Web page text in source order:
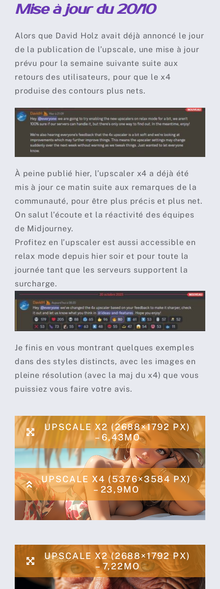
Mise à jour du 20/10
Alors que David Holz avait déjà annoncé le jour
de la publication de l’upscale, une mise à jour
prévu pour la semaine suivante suite aux
retours des utilisateurs, pour que le x4
produise des contours plus nets.
À peine publié hier, l’upscaler x4 a déjà été
mis à jour ce matin suite aux remarques de la
communauté, pour être plus précis et plus net.
On salut l’écoute et la réactivité des équipes
de Midjourney.
Profitez en l’upscaler est aussi accessible en
relax mode depuis hier soir et pour toute la
journée tant que les serveurs supportent la
surcharge.
Je finis en vous montrant quelques exemples
dans des styles distincts, avec les images en
pleine résolution (avec la maj du x4) que vous
puissiez vous faire votre avis.
UPSCALE X2 (2688×1792 PX)
– 6,43MO
UPSCALE X4 (5376×3584 PX)
– 23,9MO
UPSCALE X2 (2688×1792 PX)
– 7,22MO